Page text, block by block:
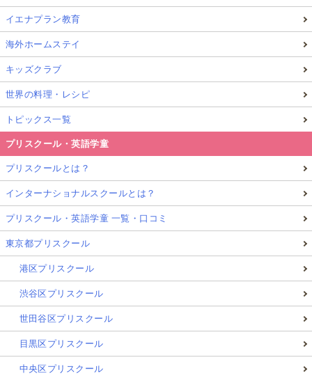
イエナプラン教育
海外ホームステイ
キッズクラブ
世界の料理・レシピ
トピックス一覧
プリスクール・英語学童
プリスクールとは？
インターナショナルスクールとは？
プリスクール・英語学童 一覧・口コミ
東京都プリスクール
港区プリスクール
渋谷区プリスクール
世田谷区プリスクール
目黒区プリスクール
中央区プリスクール